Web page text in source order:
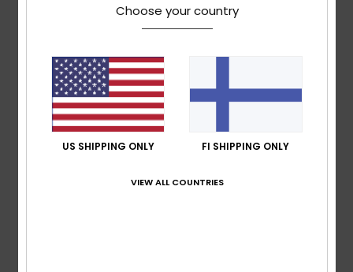
I thought it was all one piece, not that it comes apart when
you pick it up. We’ll see how long it lasts, and what stays in
Comfort: 3/5 Value for money Size: Large
: 3/5
4
Choose your country
US SHIPPING ONLY FI SHIPPING ONLY
VIEW ALL COUNTRIES